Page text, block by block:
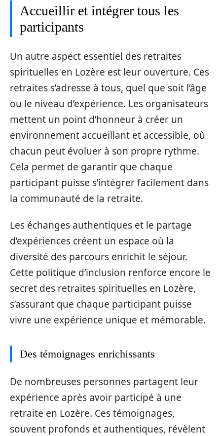
Accueillir et intégrer tous les
participants
Un autre aspect essentiel des retraites
spirituelles en Lozère est leur ouverture. Ces
retraites s’adresse à tous, quel que soit l’âge
ou le niveau d’expérience. Les organisateurs
mettent un point d’honneur à créer un
environnement accueillant et accessible, où
chacun peut évoluer à son propre rythme.
Cela permet de garantir que chaque
participant puisse s’intégrer facilement dans
la communauté de la retraite.
Les échanges authentiques et le partage
d’expériences créent un espace où la
diversité des parcours enrichit le séjour.
Cette politique d’inclusion renforce encore le
secret des retraites spirituelles en Lozère,
s’assurant que chaque participant puisse
vivre une expérience unique et mémorable.
Des témoignages enrichissants
De nombreuses personnes partagent leur
expérience après avoir participé à une
retraite en Lozère. Ces témoignages,
souvent profonds et authentiques, révèlent